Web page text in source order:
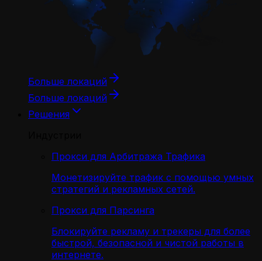
Больше локаций
Больше локаций
Решения
Прокси для Арбитража Трафика
Монетизируйте трафик с помощью умных
стратегий и рекламных сетей.
Прокси для Парсинга
Блокируйте рекламу и трекеры для более
быстрой, безопасной и чистой работы в
интернете.